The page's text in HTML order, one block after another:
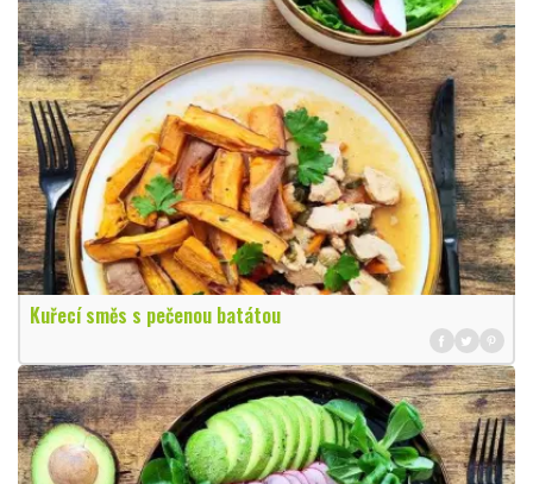
Kuřecí směs s pečenou batátou